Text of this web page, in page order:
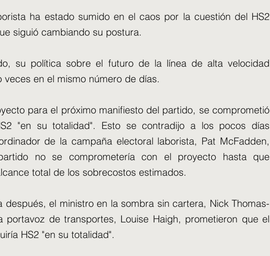
ha estado sumido en el caos por la cuestión del HS2
siguió cambiando su postura.
su política sobre el futuro de la línea de alta velocidad
veces en el mismo número de días.
para el próximo manifiesto del partido, se comprometió
"en su totalidad". Esto se contradijo a los pocos días
de la campaña electoral laborista, Pat McFadden,
no se comprometería con el proyecto hasta que
total de los sobrecostos estimados.
después, el ministro en la sombra sin cartera, Nick Thomas-
portavoz de transportes, Louise Haigh, prometieron que el
HS2 "en su totalidad".